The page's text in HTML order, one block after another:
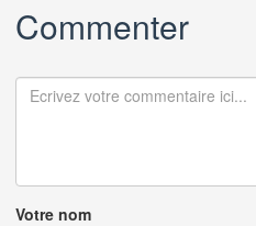
Commenter
Votre nom